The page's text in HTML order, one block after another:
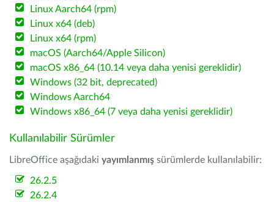
Linux Aarch64 (rpm)
Linux x64 (deb)
Linux x64 (rpm)
macOS (Aarch64/Apple Silicon)
macOS x86_64 (10.14 veya daha yenisi gereklidir)
Windows (32 bit, deprecated)
Windows Aarch64
Windows x86_64 (7 veya daha yenisi gereklidir)
Kullanılabilir Sürümler
LibreOffice aşağıdaki yayımlanmış sürümlerde kullanılabilir:
26.2.5
26.2.4